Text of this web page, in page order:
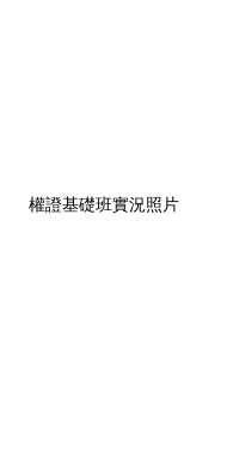
權證基礎班實況照片